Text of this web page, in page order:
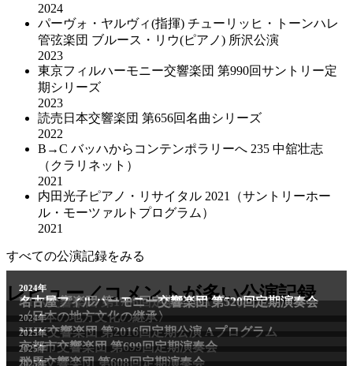
2024
パーヴォ・ヤルヴィ(指揮) チューリッヒ・トーンハレ
管弦楽団 ブルース・リウ(ピアノ) 所沢公演
2023
東京フィルハーモニー交響楽団 第990回サントリー定
期シリーズ
2023
読売日本交響楽団 第656回名曲シリーズ
2022
B→C バッハからコンテンポラリーへ 235 中舘壮志
（クラリネット）
2021
内田光子ピアノ・リサイタル 2021（サントリーホー
ル・モーツァルトプログラム）
2021
すべての公演記録をみる
レビュー／コメントが多い公演記録
2011年
NHK交響楽団 第1706回定期公演Aプログラム
2024年
名古屋フィルハーモニー交響楽団 第520回定期演奏会
〈日本の地方文化の継承〉
2024年
NHK交響楽団 第2016回定期公演 Aプログラム
2025年
京都市交響楽団 第699回定期演奏会
2025年
群馬交響楽団 第608回定期演奏会
2025年